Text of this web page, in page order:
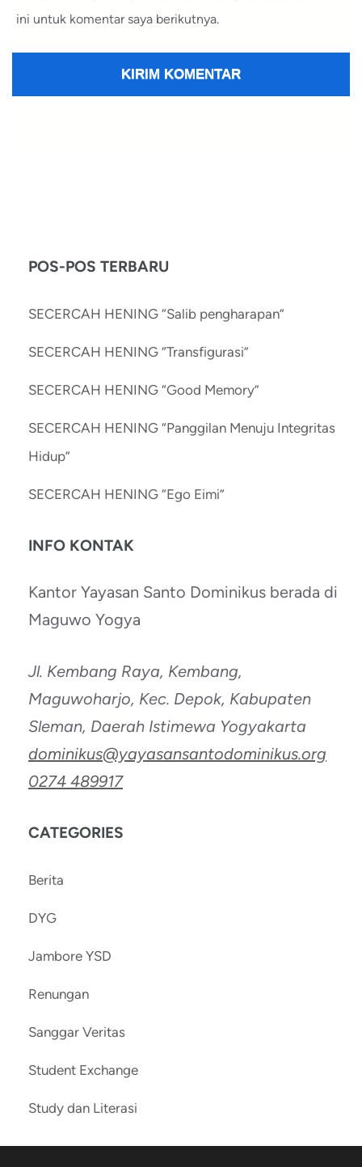
ini untuk komentar saya berikutnya.
POS-POS TERBARU
SECERCAH HENING “Salib pengharapan”
SECERCAH HENING “Transfigurasi”
SECERCAH HENING “Good Memory”
SECERCAH HENING “Panggilan Menuju Integritas
Hidup”
SECERCAH HENING “Ego Eimi”
INFO KONTAK
Kantor Yayasan Santo Dominikus berada di
Maguwo Yogya
Jl. Kembang Raya, Kembang,
Maguwoharjo, Kec. Depok, Kabupaten
Sleman, Daerah Istimewa Yogyakarta
dominikus@yayasansantodominikus.org
0274 489917
CATEGORIES
Berita
DYG
Jambore YSD
Renungan
Sanggar Veritas
Student Exchange
Study dan Literasi